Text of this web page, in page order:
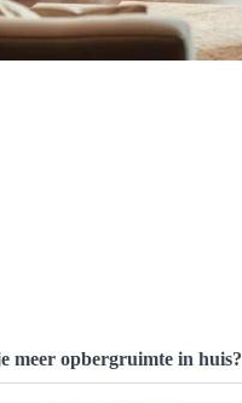
meer opbergruimte in huis?